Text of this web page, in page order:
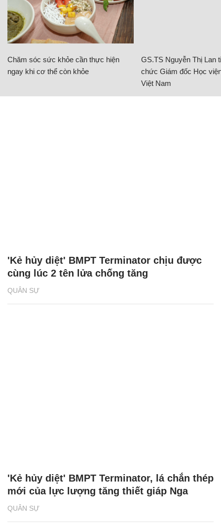
Chăm sóc sức khỏe cần thực hiện
ngay khi cơ thể còn khỏe
GS.TS Nguyễn Thị Lan
chức Giám đốc Học
Việt Nam
QUÂN SỰ
'Kẻ hủy diệt' BMPT Terminator chịu được
cùng lúc 2 tên lửa chống tăng
QUÂN SỰ
'Kẻ hủy diệt' BMPT Terminator, lá chắn thép
mới của lực lượng tăng thiết giáp Nga